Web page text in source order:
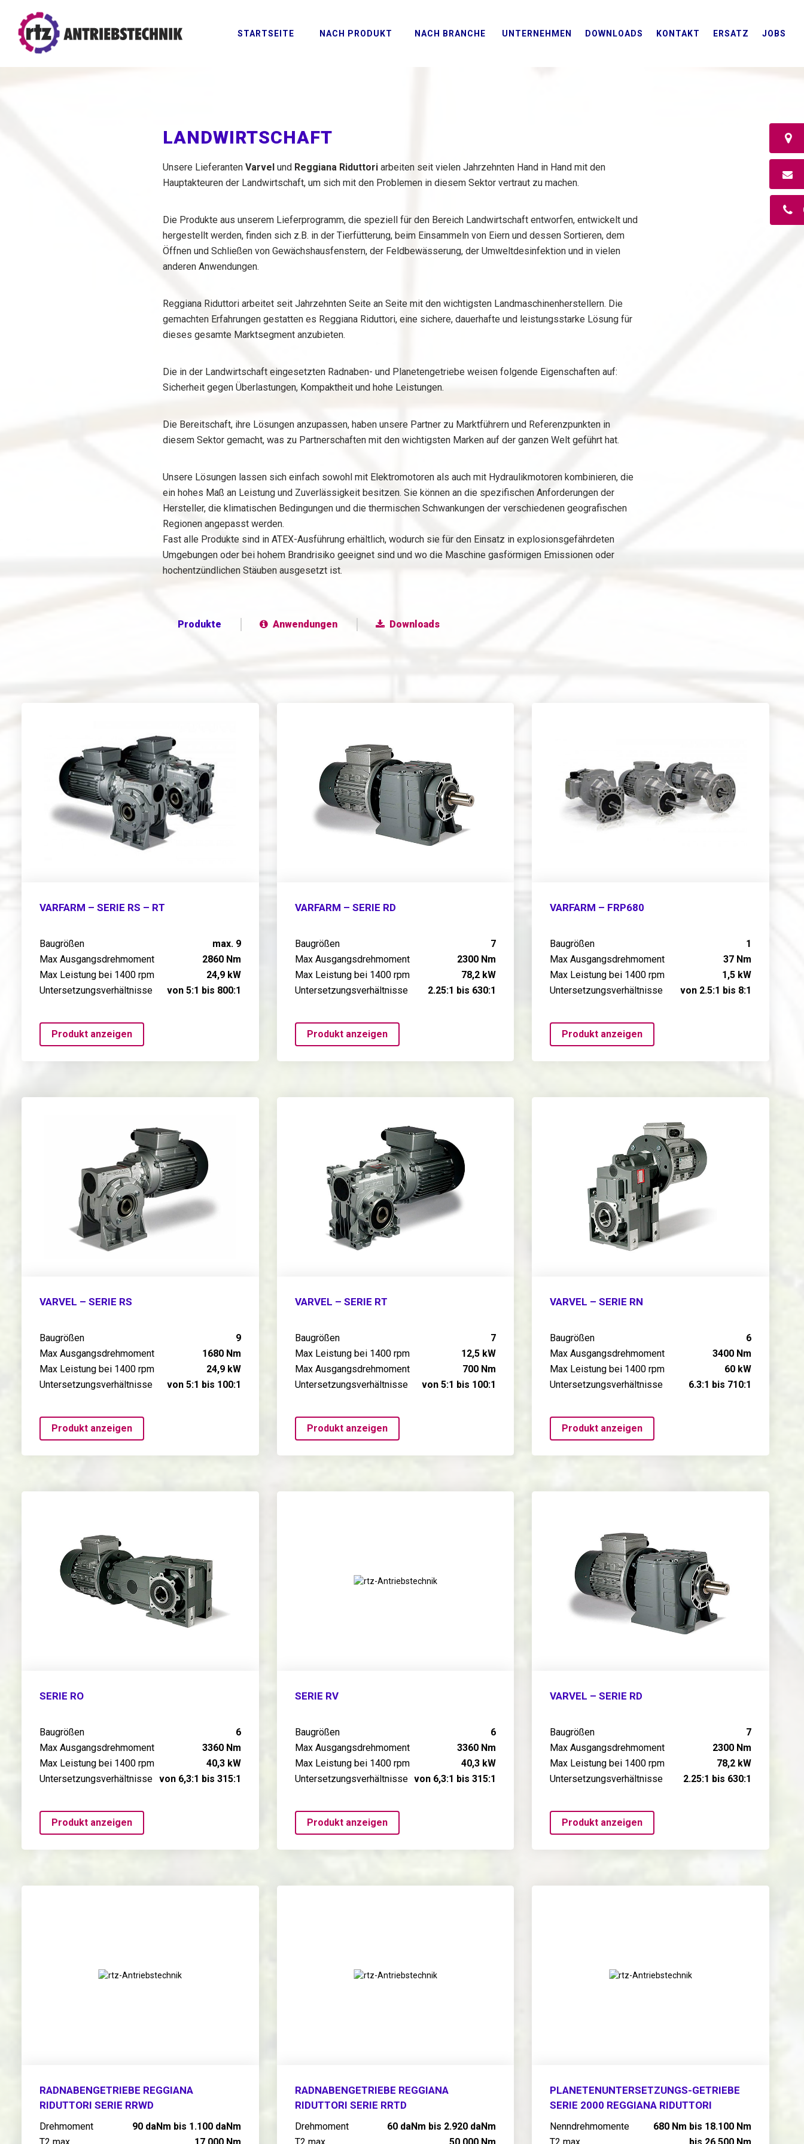
STARTSEITE NACH PRODUKT NACH BRANCHE UNTERNEHMEN DOWNLOADS KONTAKT ERSATZ JOBS
LANDWIRTSCHAFT
Unsere Lieferanten Varvel und Reggiana Riduttori arbeiten seit vielen Jahrzehnten Hand in Hand mit den
Hauptakteuren der Landwirtschaft, um sich mit den Problemen in diesem Sektor vertraut zu machen.
Die Produkte aus unserem Lieferprogramm, die speziell für den Bereich Landwirtschaft entworfen, entwickelt und
hergestellt werden, finden sich z.B. in der Tierfütterung, beim Einsammeln von Eiern und dessen Sortieren, dem
Öffnen und Schließen von Gewächshausfenstern, der Feldbewässerung, der Umweltdesinfektion und in vielen
anderen Anwendungen.
Reggiana Riduttori arbeitet seit Jahrzehnten Seite an Seite mit den wichtigsten Landmaschinenherstellern. Die
gemachten Erfahrungen gestatten es Reggiana Riduttori, eine sichere, dauerhafte und leistungsstarke Lösung für
dieses gesamte Marktsegment anzubieten.
Die in der Landwirtschaft eingesetzten Radnaben- und Planetengetriebe weisen folgende Eigenschaften auf:
Sicherheit gegen Überlastungen, Kompaktheit und hohe Leistungen.
Die Bereitschaft, ihre Lösungen anzupassen, haben unsere Partner zu Marktführern und Referenzpunkten in
diesem Sektor gemacht, was zu Partnerschaften mit den wichtigsten Marken auf der ganzen Welt geführt hat.
Unsere Lösungen lassen sich einfach sowohl mit Elektromotoren als auch mit Hydraulikmotoren kombinieren, die
ein hohes Maß an Leistung und Zuverlässigkeit besitzen. Sie können an die spezifischen Anforderungen der
Hersteller, die klimatischen Bedingungen und die thermischen Schwankungen der verschiedenen geografischen
Regionen angepasst werden.
Fast alle Produkte sind in ATEX-Ausführung erhältlich, wodurch sie für den Einsatz in explosionsgefährdeten
Umgebungen oder bei hohem Brandrisiko geeignet sind und wo die Maschine gasförmigen Emissionen oder
hochentzündlichen Stäuben ausgesetzt ist.
Produkte Anwendungen Downloads
VARFARM – SERIE RS – RT
Baugrößen
max. 9
Max Ausgangsdrehmoment
2860 Nm
Max Leistung bei 1400 rpm
24,9 kW
Untersetzungsverhältnisse
von 5:1 bis 800:1
Produkt anzeigen
VARFARM – SERIE RD
Baugrößen
7
Max Ausgangsdrehmoment
2300 Nm
Max Leistung bei 1400 rpm
78,2 kW
Untersetzungsverhältnisse
2.25:1 bis 630:1
Produkt anzeigen
VARFARM – FRP680
Baugrößen
1
Max Ausgangsdrehmoment
37 Nm
Max Leistung bei 1400 rpm
1,5 kW
Untersetzungsverhältnisse
von 2.5:1 bis 8:1
Produkt anzeigen
VARVEL – SERIE RS
Baugrößen
9
Max Ausgangsdrehmoment
1680 Nm
Max Leistung bei 1400 rpm
24,9 kW
Untersetzungsverhältnisse
von 5:1 bis 100:1
Produkt anzeigen
VARVEL – SERIE RT
Baugrößen
7
Max Leistung bei 1400 rpm
12,5 kW
Max Ausgangsdrehmoment
700 Nm
Untersetzungsverhältnisse
von 5:1 bis 100:1
Produkt anzeigen
VARVEL – SERIE RN
Baugrößen
6
Max Ausgangsdrehmoment
3400 Nm
Max Leistung bei 1400 rpm
60 kW
Untersetzungsverhältnisse
6.3:1 bis 710:1
Produkt anzeigen
SERIE RO
Baugrößen
6
Max Ausgangsdrehmoment
3360 Nm
Max Leistung bei 1400 rpm
40,3 kW
Untersetzungsverhältnisse von 6,3:1 bis 315:1
Produkt anzeigen
SERIE RV
Baugrößen
6
Max Ausgangsdrehmoment
3360 Nm
Max Leistung bei 1400 rpm
40,3 kW
Untersetzungsverhältnisse von 6,3:1 bis 315:1
Produkt anzeigen
VARVEL – SERIE RD
Baugrößen
7
Max Ausgangsdrehmoment
2300 Nm
Max Leistung bei 1400 rpm
78,2 kW
Untersetzungsverhältnisse
2.25:1 bis 630:1
Produkt anzeigen
RADNABENGETRIEBE REGGIANA
RIDUTTORI SERIE RRWD
Drehmoment
90 daNm bis 1.100 daNm
RADNABENGETRIEBE REGGIANA
RIDUTTORI SERIE RRTD
Drehmoment
60 daNm bis 2.920 daNm
PLANETENUNTERSETZUNGS-GETRIEBE
SERIE 2000 REGGIANA RIDUTTORI
Nenndrehmomente
680 Nm bis 18.100 Nm